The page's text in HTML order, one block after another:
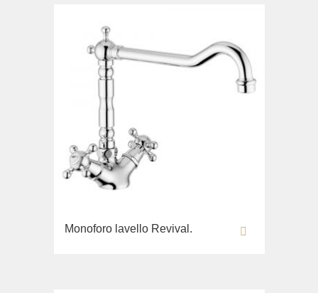
Monoforo lavello Revival.